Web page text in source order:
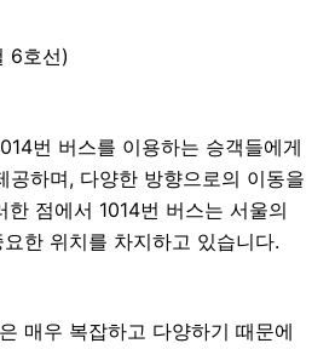
6호선)
번 버스를 이용하는 승객들에게
공하며, 다양한 방향으로의 이동을
한 점에서 1014번 버스는 서울의
한 위치를 차지하고 있습니다.
매우 복잡하고 다양하기 때문에